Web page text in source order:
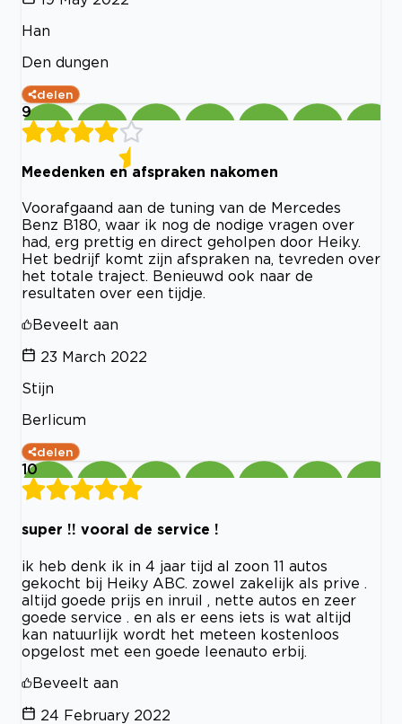
Han
Den dungen
delen
9
Meedenken en afspraken nakomen
Voorafgaand aan de tuning van de Mercedes
Benz B180, waar ik nog de nodige vragen over
had, erg prettig en direct geholpen door Heiky.
Het bedrijf komt zijn afspraken na, tevreden over
het totale traject. Benieuwd ook naar de
resultaten over een tijdje.
Beveelt aan
23 March 2022
Stijn
Berlicum
delen
10
super !! vooral de service !
ik heb denk ik in 4 jaar tijd al zoon 11 autos
gekocht bij Heiky ABC. zowel zakelijk als prive .
altijd goede prijs en inruil , nette autos en zeer
goede service . en als er eens iets is wat altijd
kan natuurlijk wordt het meteen kostenloos
opgelost met een goede leenauto erbij.
Beveelt aan
24 February 2022